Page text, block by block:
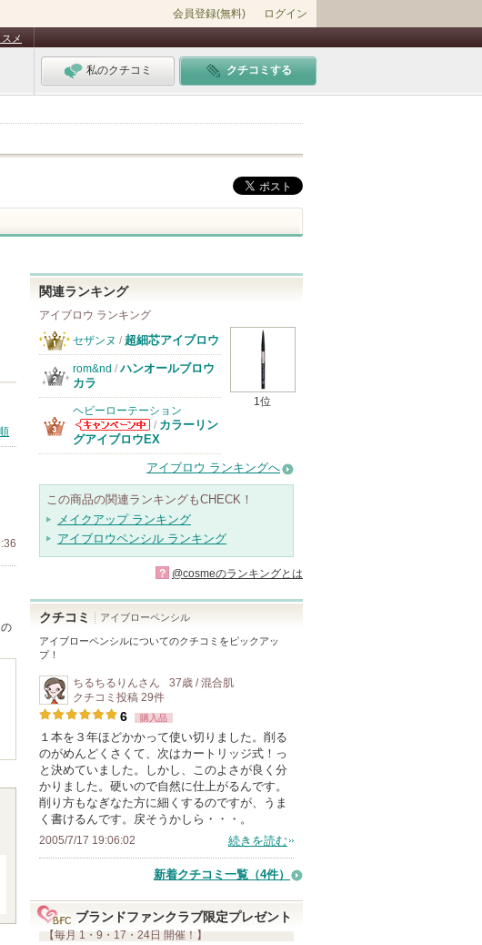
会員登録(無料) ログイン
メ
私のクチコミ クチコミする
関連ランキング
アイブロウ ランキング
1位
セザンヌ / 超細芯アイブロウ
rom&nd / ハンオールブロウ
カラ
ヘビーローテーション
ヘビーローテー
ションからのお
知らせがありま
/ カラーリン
グアイブロウEX
アイブロウ ランキングへ
この商品の関連ランキングもCHECK！
メイクアップ ランキング
アイブロウペンシル ランキング
? @cosmeのランキングとは
クチコミ アイブローペンシル
アイブローペンシルについてのクチコミをピックアッ
プ！
ちるちるりんさん
37歳 / 混合肌
クチコミ投稿 29件
6 購入品
１本を３年ほどかかって使い切りました。削る
のがめんどくさくて、次はカートリッジ式！っ
と決めていました。しかし、このよさが良く分
かりました。硬いので自然に仕上がるんです。
削り方もなぎなた方に細くするのですが、うま
く書けるんです。戻そうかしら・・・。
2005/7/17 19:06:02 続きを読む
新着クチコミ一覧 （4件）
ブランドファンクラブ限定プレゼント
【毎月 1・9・17・24日 開催！】